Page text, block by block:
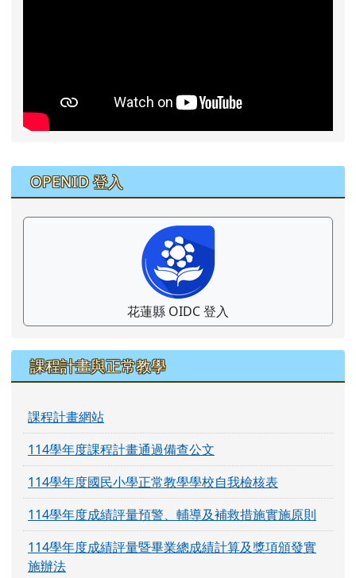
右邊區域內容
OPENID 登入
花蓮縣 OIDC 登入
課程計畫與正常教學
課程計畫網站
114學年度課程計畫通過備查公文
114學年度國民小學正常教學學校自我檢核表
114學年度成績評量預警、輔導及補救措施實施原則
114學年度成績評量暨畢業總成績計算及獎項頒發實
施辦法